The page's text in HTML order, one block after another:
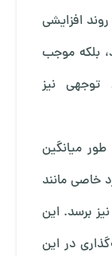
افزایشی
بلکه موجب
توجهی نیز
میانگین
خاصی مانند
حتی تا ۱۵ درصد نیز برسد. این
در این